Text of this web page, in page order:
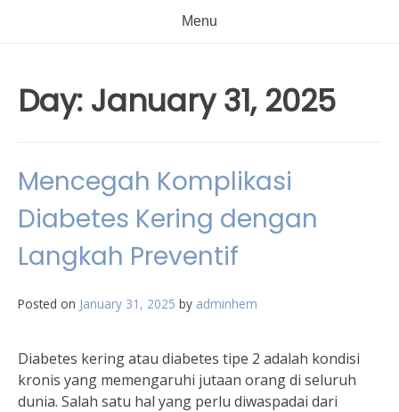
Menu
Day: January 31, 2025
Mencegah Komplikasi
Diabetes Kering dengan
Langkah Preventif
Posted on January 31, 2025 by adminhem
Diabetes kering atau diabetes tipe 2 adalah kondisi
kronis yang memengaruhi jutaan orang di seluruh
dunia. Salah satu hal yang perlu diwaspadai dari